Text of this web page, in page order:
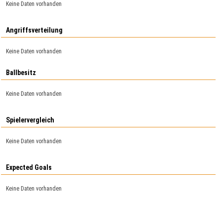
Keine Daten vorhanden
Angriffsverteilung
Keine Daten vorhanden
Ballbesitz
Keine Daten vorhanden
Spielervergleich
Keine Daten vorhanden
Expected Goals
Keine Daten vorhanden